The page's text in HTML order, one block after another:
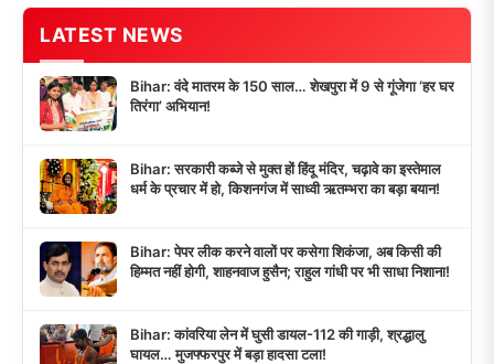
LATEST NEWS
Bihar: वंदे मातरम के 150 साल… शेखपुरा में 9 से गूंजेगा ‘हर घर
तिरंगा’ अभियान!
Bihar: सरकारी कब्जे से मुक्त हों हिंदू मंदिर, चढ़ावे का इस्तेमाल
धर्म के प्रचार में हो, किशनगंज में साध्वी ऋतम्भरा का बड़ा बयान!
Bihar: पेपर लीक करने वालों पर कसेगा शिकंजा, अब किसी की
हिम्मत नहीं होगी, शाहनवाज हुसैन; राहुल गांधी पर भी साधा निशाना!
Bihar: कांवरिया लेन में घुसी डायल-112 की गाड़ी, श्रद्धालु
घायल… मुजफ्फरपुर में बड़ा हादसा टला!